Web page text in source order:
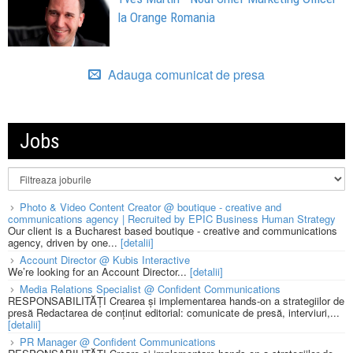
la Orange Romania
Adauga comunicat de presa
Jobs
Photo & Video Content Creator @ boutique - creative and
communications agency | Recruited by EPIC Business Human Strategy
Our client is a Bucharest based boutique - creative and communications
agency, driven by one... [detalii]
Account Director @ Kubis Interactive
We’re looking for an Account Director... [detalii]
Media Relations Specialist @ Confident Communications
RESPONSABILITĂȚI Crearea și implementarea hands-on a strategiilor de
presă Redactarea de conținut editorial: comunicate de presă, interviuri,...
[detalii]
PR Manager @ Confident Communications